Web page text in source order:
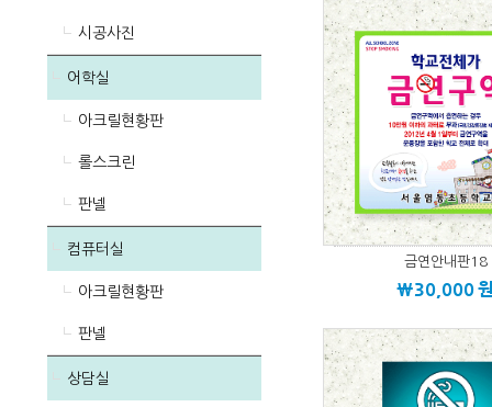
시공사진
어학실
아크릴현황판
롤스크린
판넬
컴퓨터실
아크릴현황판
판넬
상담실
금연안내판18
\30,000